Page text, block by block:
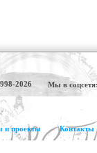
2026 Мы в
и проекты Контакты